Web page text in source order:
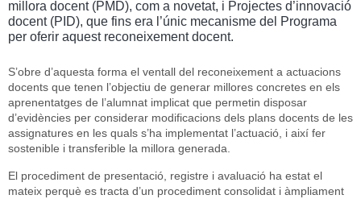
millora docent (PMD), com a novetat, i Projectes d’innovació
docent (PID), que fins era l’únic mecanisme del Programa
per oferir aquest reconeixement docent.
S’obre d’aquesta forma el ventall del reconeixement a actuacions
docents que tenen l’objectiu de generar millores concretes en els
aprenentatges de l’alumnat implicat que permetin disposar
d’evidències per considerar modificacions dels plans docents de les
assignatures en les quals s’ha implementat l’actuació, i així fer
sostenible i transferible la millora generada.
El procediment de presentació, registre i avaluació ha estat el
mateix perquè es tracta d’un procediment consolidat i àmpliament